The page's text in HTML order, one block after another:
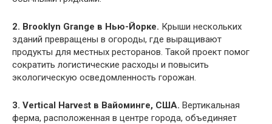
2. Brooklyn Grange в Нью-Йорке. Крыши нескольких
зданий превращены в огороды, где выращивают
продукты для местных ресторанов. Такой проект помог
сократить логистические расходы и повысить
экологическую осведомленность горожан.
3. Vertical Harvest в Вайоминге, США. Вертикальная
ферма, расположенная в центре города, объединяет